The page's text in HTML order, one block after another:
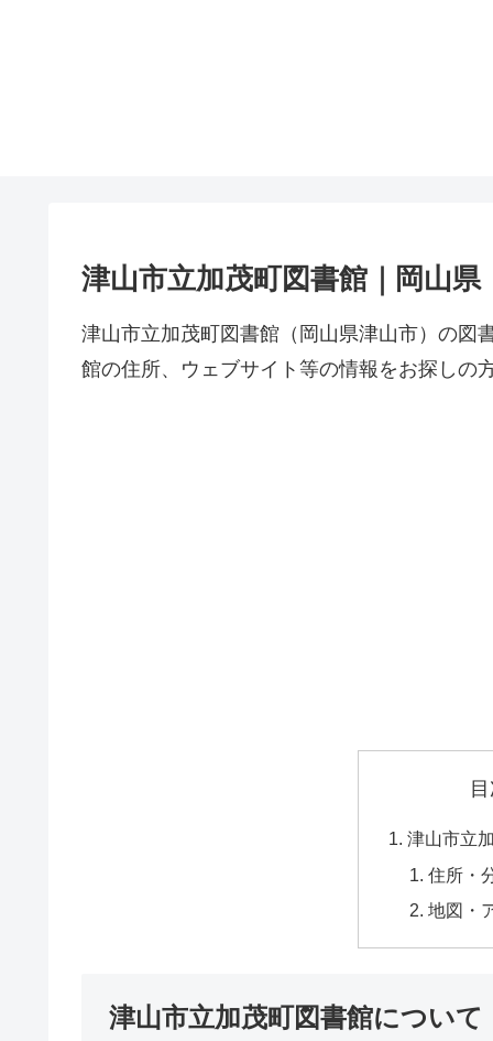
津山市立加茂町図書館｜岡山県
津山市立加茂町図書館（岡山県津山市）の図
館の住所、ウェブサイト等の情報をお探しの
津山市立
住所・
地図・
津山市立加茂町図書館について